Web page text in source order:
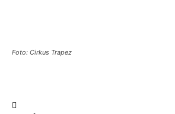
Foto: Cirkus Trapez